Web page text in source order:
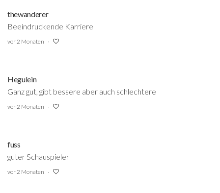
thewanderer
Beeindruckende Karriere
vor 2 Monaten
Hegulein
Ganz gut, gibt bessere aber auch schlechtere
vor 2 Monaten
fuss
guter Schauspieler
vor 2 Monaten